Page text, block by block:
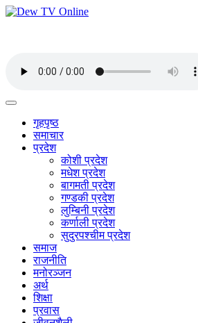
गृहपृष्ठ
समाचार
प्रदेश
कोशी प्रदेश
मधेश प्रदेश
बागमती प्रदेश
गण्डकी प्रदेश
लुम्बिनी प्रदेश
कर्णाली प्रदेश
सुदुरपश्चीम प्रदेश
समाज
राजनीति
मनोरञ्जन
अर्थ
शिक्षा
प्रवास